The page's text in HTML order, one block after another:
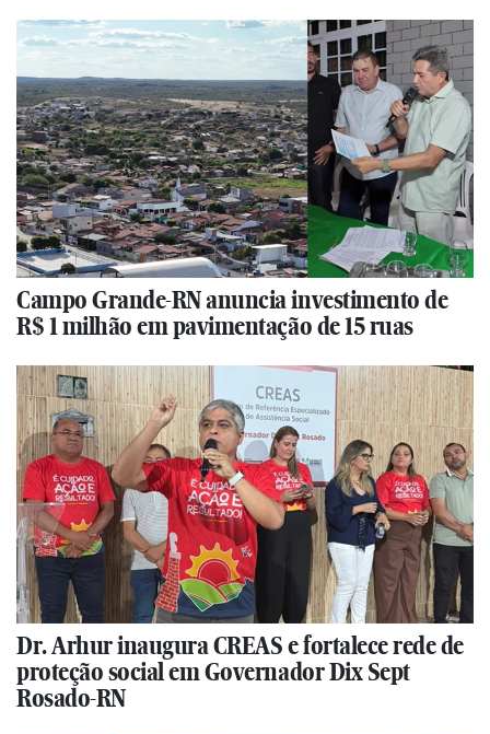
Campo Grande-RN anuncia investimento de
R$ 1 milhão em pavimentação de 15 ruas
Dr. Arhur inaugura CREAS e fortalece rede de
proteção social em Governador Dix Sept
Rosado-RN